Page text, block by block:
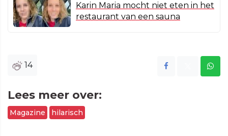
Karin Maria mocht niet eten in het
restaurant van een sauna
14
Lees meer over:
Magazine hilarisch